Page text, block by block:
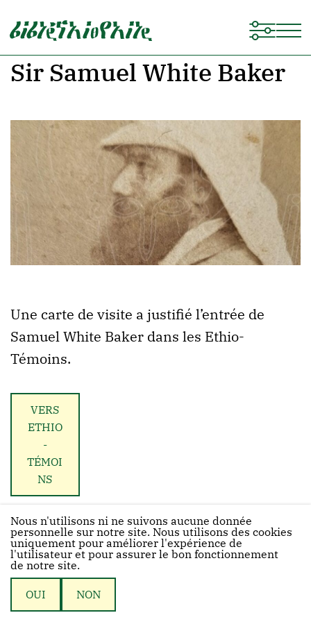
Sir Samuel White Baker
Une carte de visite a justifié l’entrée de
Samuel White Baker dans les Ethio-
Témoins.
VERS
ETHIO
-
TÉMOI
NS
Nous n'utilisons ni ne suivons aucune donnée
personnelle sur notre site. Nous utilisons des cookies
uniquement pour améliorer l'expérience de
l'utilisateur et pour assurer le bon fonctionnement
de notre site.
OUI NON